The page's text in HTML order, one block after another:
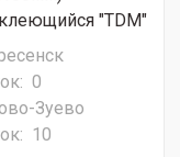
"TDM"
0
Зуево
10